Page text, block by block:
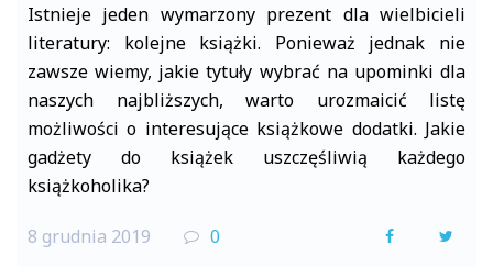
Istnieje jeden wymarzony prezent dla wielbicieli
literatury: kolejne książki. Ponieważ jednak nie
zawsze wiemy, jakie tytuły wybrać na upominki dla
naszych najbliższych, warto urozmaicić listę
możliwości o interesujące książkowe dodatki. Jakie
gadżety do książek uszczęśliwią każdego
książkoholika?
8 grudnia 2019 0
F